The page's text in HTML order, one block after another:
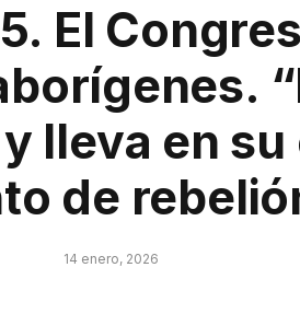
El
lleva en
de
14 enero, 2026